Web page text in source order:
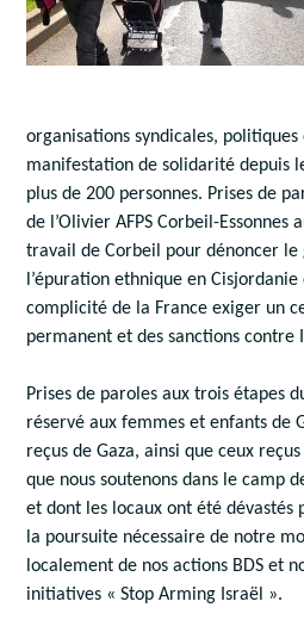
organisations syndicales,
manifestation de solidarité depuis
plus de 200 personnes. Prises de
de l’Olivier AFPS Corbeil-Essonnes
travail de Corbeil pour dénoncer le
l’épuration ethnique en
complicité de la France exiger un
permanent et des sanctions contre
Prises de paroles aux trois étapes
réservé aux femmes et enfants de
reçus de Gaza, ainsi que ceux
que nous soutenons dans le camp
et dont les locaux ont été dévastés
la poursuite nécessaire de notre
localement de nos actions BDS et
initiatives « Stop Arming Israël ».